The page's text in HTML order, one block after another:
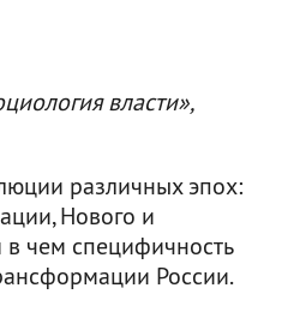
власти»,
различных эпох:
Нового и
чем специфичность
России.